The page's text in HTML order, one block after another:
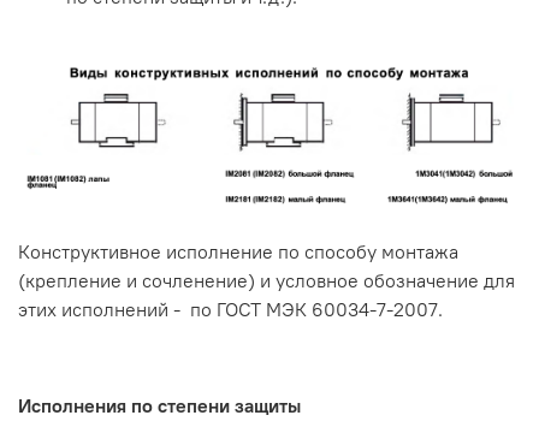
Конструктивное исполнение по способу монтажа
(крепление и сочленение) и условное обозначение для
этих исполнений - по ГОСТ МЭК 60034-7-2007.
Исполнения по степени защиты